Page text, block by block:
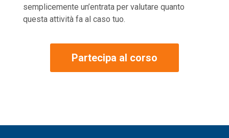
semplicemente un’entrata per valutare quanto
questa attività fa al caso tuo.
Partecipa al corso